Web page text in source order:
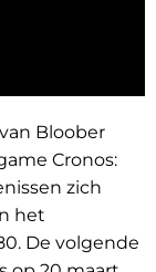
Bloober
Cronos:
zich
het
De volgende